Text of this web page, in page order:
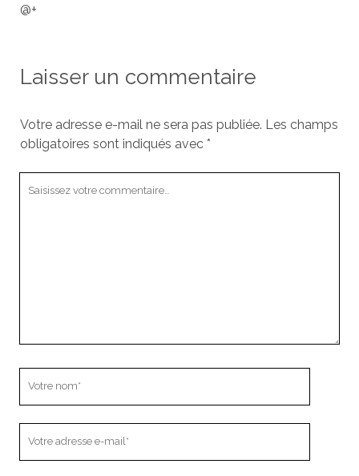
@+
Laisser un commentaire
Votre adresse e-mail ne sera pas publiée. Les champs
obligatoires sont indiqués avec *